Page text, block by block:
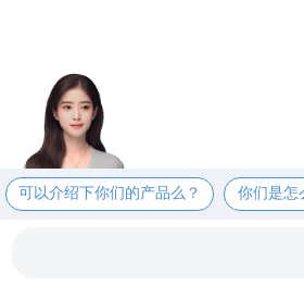
可以介绍下你们的产品么？ 你们是怎